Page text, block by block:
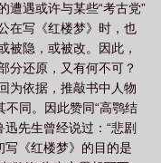
遭遇或许与某些“考古党”
在写《红楼梦》时，也
被隐，或被改。因此，
分还原，又有何不可？
为依据，推敲书中人物
不同。因此赞同“高鹗结
先生曾经说过：“悲剧
写《红楼梦》的目的是